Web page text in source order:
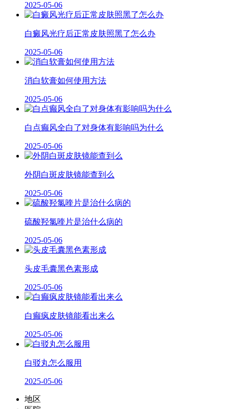
2025-05-06
白癜风光疗后正常皮肤照黑了怎么办
2025-05-06
消白软膏如何使用方法
2025-05-06
白点癫风全白了对身体有影响吗为什么
2025-05-06
外阴白斑皮肤镜能查到么
2025-05-06
硫酸羟氯喹片是治什么病的
2025-05-06
头皮毛囊黑色素形成
2025-05-06
白癫疯皮肤镜能看出来么
2025-05-06
白驳丸怎么服用
2025-05-06
地区